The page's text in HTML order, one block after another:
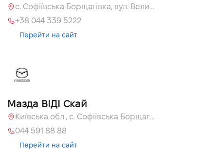
с. Софіївська Борщагівка, вул. Велика Кільцева, 60а
+38 044 339 5222
Перейти на сайт
Мазда ВІДІ Скай
Київська обл., с. Софіївська Борщагівка, вул. Велика Кільцева, 60 А
044 591 88 88
Перейти на сайт